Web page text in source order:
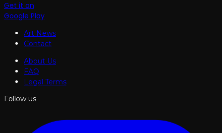
Get it on
Google Play
Art News
Contact
About Us
FAQ
Legal Terms
Follow us